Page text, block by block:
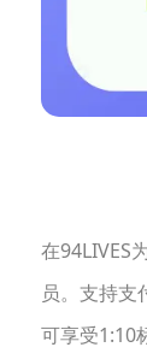
在94LIVES
员。支持支
可享受1:10